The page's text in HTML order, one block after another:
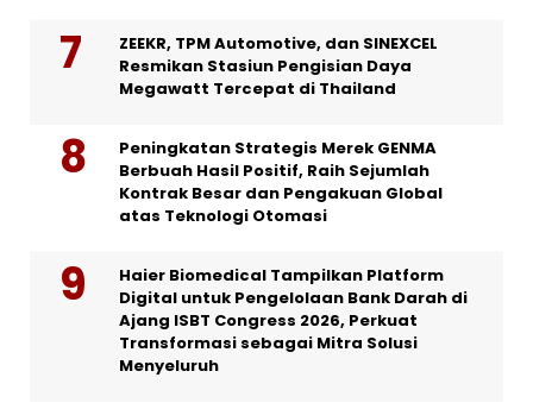
ZEEKR, TPM Automotive, dan SINEXCEL
Resmikan Stasiun Pengisian Daya
Megawatt Tercepat di Thailand
Peningkatan Strategis Merek GENMA
Berbuah Hasil Positif, Raih Sejumlah
Kontrak Besar dan Pengakuan Global
atas Teknologi Otomasi
Haier Biomedical Tampilkan Platform
Digital untuk Pengelolaan Bank Darah di
Ajang ISBT Congress 2026, Perkuat
Transformasi sebagai Mitra Solusi
Menyeluruh